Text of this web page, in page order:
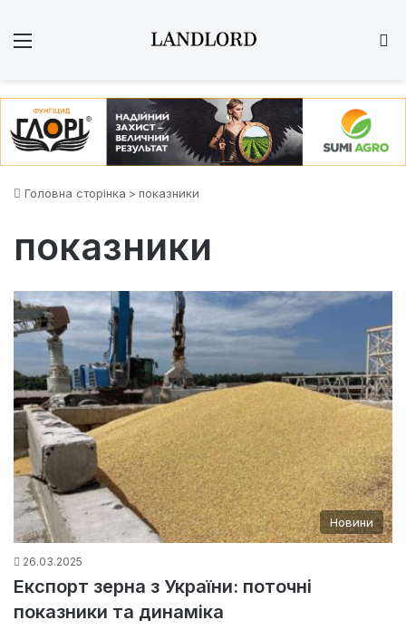
Головна сторінка > показники
показники
Новини
26.03.2025
Експорт зерна з України: поточні
показники та динаміка